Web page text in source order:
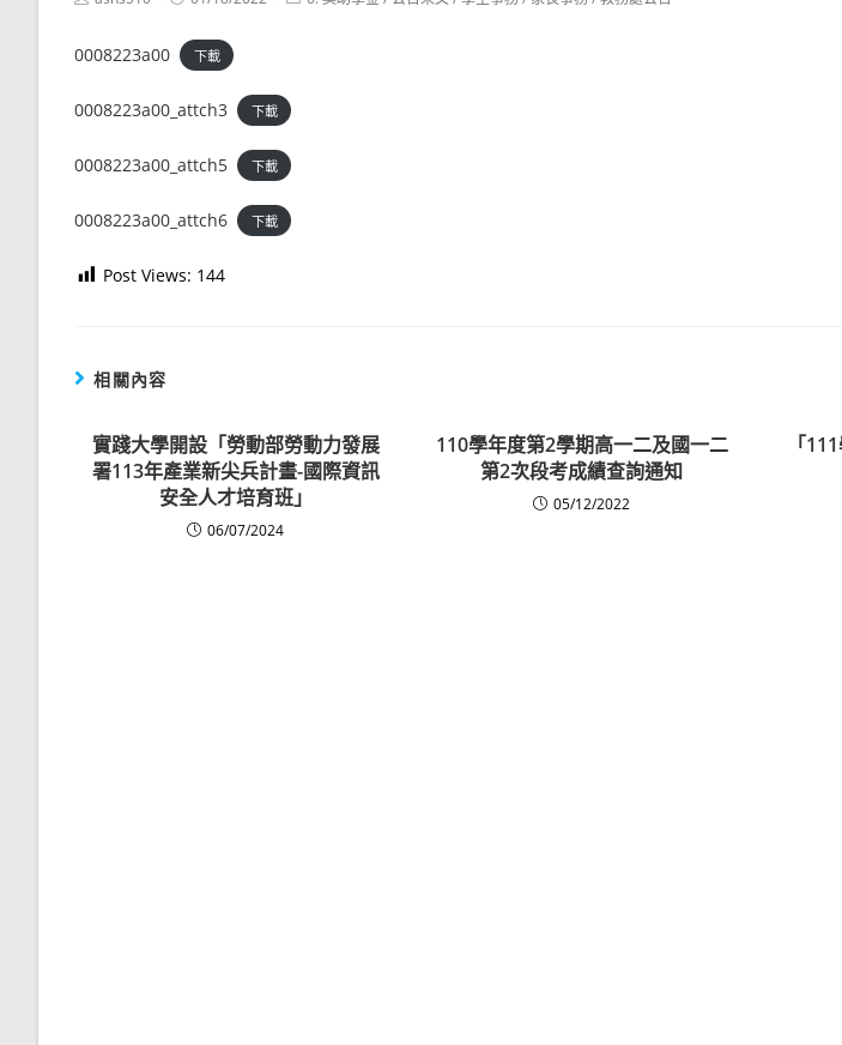
0008223a00 下載
0008223a00_attch3 下載
0008223a00_attch5 下載
0008223a00_attch6 下載
Post Views: 144
相關內容
實踐大學開設「勞動部勞動力發展
署113年產業新尖兵計畫-國際資訊
安全人才培育班」
06/07/2024
110學年度第2學期高一二及國一二
第2次段考成績查詢通知
05/12/2022
「